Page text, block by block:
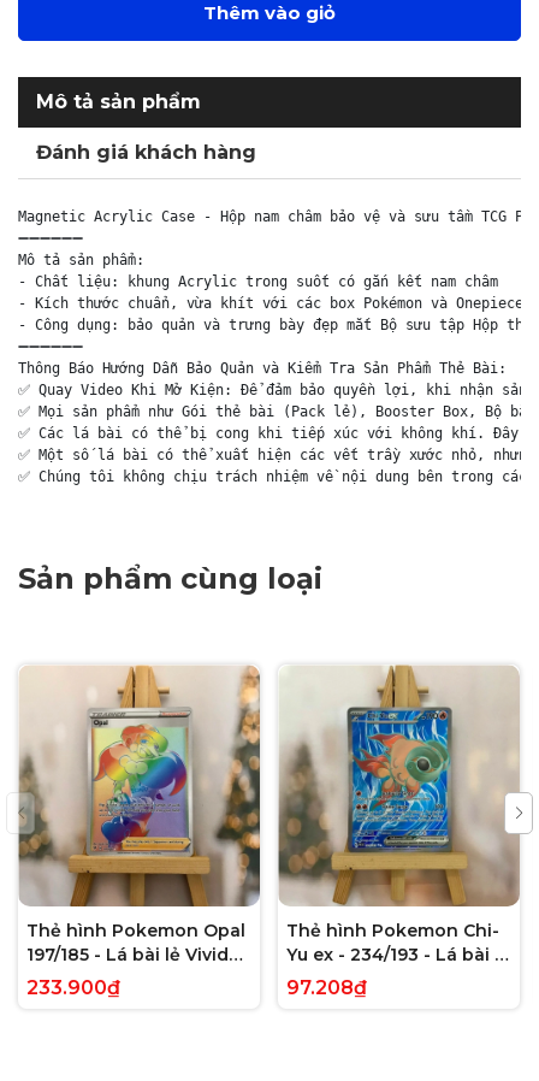
Thêm vào giỏ
Mô tả sản phẩm
Đánh giá khách hàng
Magnetic Acrylic Case - Hộp nam châm bảo vệ và sưu tầm
➖➖➖➖➖➖
Mô tả sản phẩm:
- Chất liệu: khung Acrylic trong suốt có gắn kết nam châm
- Kích thước chuẩn, vừa khít với các box Pokémon và
- Công dụng: bảo quản và trưng bày đẹp mắt Bộ sưu tập Hộp
➖➖➖➖➖➖
Thông Báo Hướng Dẫn Bảo Quản và Kiểm Tra Sản Phẩm Thẻ Bài:
✅ Quay Video Khi Mở Kiện: Để đảm bảo quyền lợi, khi nhận
✅ Mọi sản phẩm như Gói thẻ bài (Pack lẻ), Booster Box, Bộ
✅ Các lá bài có thể bị cong khi tiếp xúc với không khí. Đây là
✅ Một số lá bài có thể xuất hiện các vết trầy xước nhỏ,
✅ Chúng tôi không chịu trách nhiệm về nội dung bên trong
Sản phẩm cùng loại
Thẻ hình Pokemon Opal
197/185 - Lá bài lẻ Vivid
Voltage Hyper Rare tiếng
Anh chính hãng
233.900₫
Thẻ hình Pokemon Chi-
Yu ex - 234/193 - Lá bài lẻ
Paldea Evolved Full Art
Secret Rare tiếng Anh
97.208₫